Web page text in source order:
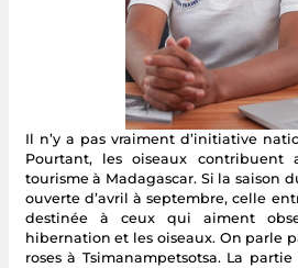
Il n’y a pas vraiment d’initiative
Pourtant, les oiseaux contribuent
tourisme à Madagascar. Si la saison
ouverte d’avril à septembre, celle
destinée à ceux qui aiment
hibernation et les oiseaux. On parle
roses à Tsimanampetsotsa. La